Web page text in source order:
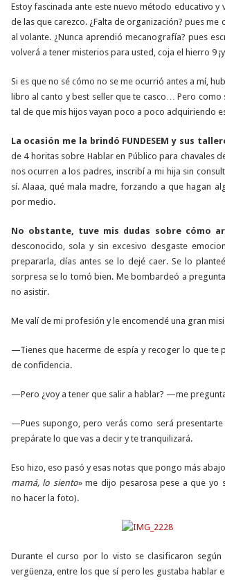
Estoy fascinada ante este nuevo método educativo
de las que carezco. ¿Falta de organización? pues
al volante. ¿Nunca aprendió mecanografía? pues
volverá a tener misterios para usted, coja el hierro 9
Si es que no sé cómo no se me ocurrió antes a mí,
libro al canto y best seller que te casco… Pero
tal de que mis hijos vayan poco a poco adquiriendo
La ocasión me la brindó FUNDESEM y sus
de 4 horitas sobre Hablar en Público para chavales
nos ocurren a los padres, inscribí a mi hija sin
sí. Alaaa, qué mala madre, forzando a que hagan
por medio.
No obstante, tuve mis dudas sobre cómo
desconocido, sola y sin excesivo desgaste
prepararla, días antes se lo dejé caer. Se lo
sorpresa se lo tomó bien. Me bombardeó a
no asistir.
Me valí de mi profesión y le encomendé una gran
—Tienes que hacerme de espía y recoger lo que
de confidencia.
—Pero ¿voy a tener que salir a hablar? —me
—Pues supongo, pero verás como será
prepárate lo que vas a decir y te tranquilizará.
Eso hizo, eso pasó y esas notas que pongo más
mamá, lo siento» me dijo pesarosa pese a que yo
no hacer la foto).
Durante el curso por lo visto se clasificaron
vergüenza, entre los que sí pero les gustaba hablar